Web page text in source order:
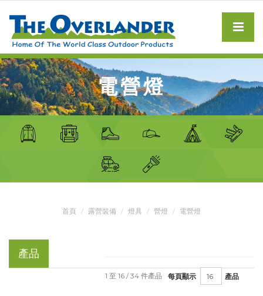
電營燈
首頁 露營裝備 燈具 營燈 電營燈
產品
每頁顯示 產品
1 至 16 / 34 件產品